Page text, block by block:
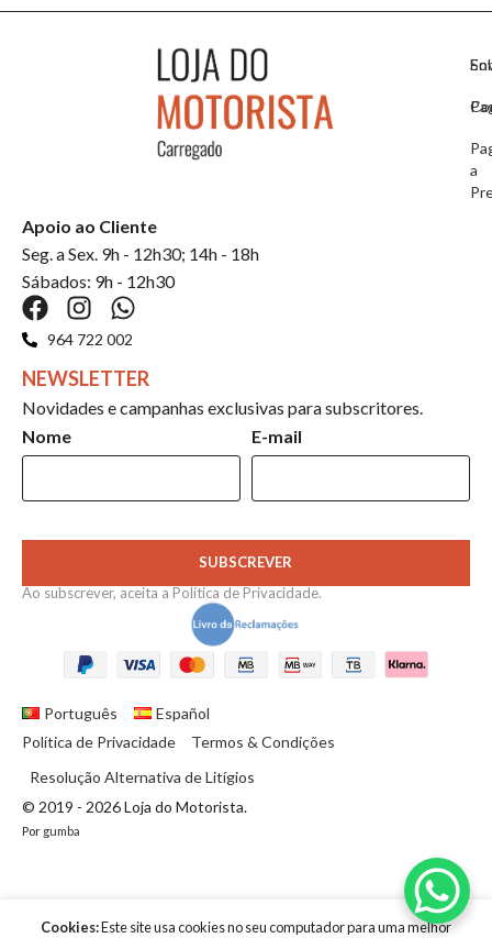
a
Apoio ao Cliente
Seg. a Sex. 9h - 12h30; 14h - 18h
Sábados: 9h - 12h30
964 722 002
NEWSLETTER
Novidades e campanhas exclusivas para subscritores.
Nome
E-mail
SUBSCREVER
Ao subscrever, aceita a Política de Privacidade.
© 2019 - 2026 Loja do Motorista.
Por gumba
Português
Español
Política de Privacidade
Termos & Condições
Resolução Alternativa de Litígios
Cookies:Este site usa cookies no seu computador para uma melhor